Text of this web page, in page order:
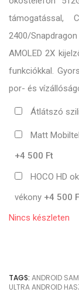
támogatással,
2400/
AMOLED 2X
funkciókkal.
por- és
Átlátszó
Matt
+4 500 Ft
HOCO HD
vékony +4 500
Nincs készleten
TAGS: ANDROID
ULTRAANDROID